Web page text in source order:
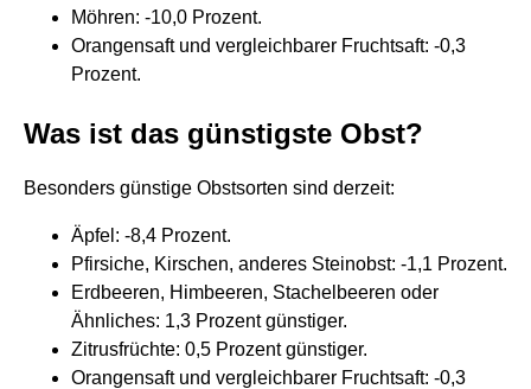
Möhren: -10,0 Prozent.
Orangensaft und vergleichbarer Fruchtsaft: -0,3
Prozent.
Was ist das günstigste Obst?
Besonders günstige Obstsorten sind derzeit:
Äpfel: -8,4 Prozent.
Pfirsiche, Kirschen, anderes Steinobst: -1,1 Prozent.
Erdbeeren, Himbeeren, Stachelbeeren oder
Ähnliches: 1,3 Prozent günstiger.
Zitrusfrüchte: 0,5 Prozent günstiger.
Orangensaft und vergleichbarer Fruchtsaft: -0,3